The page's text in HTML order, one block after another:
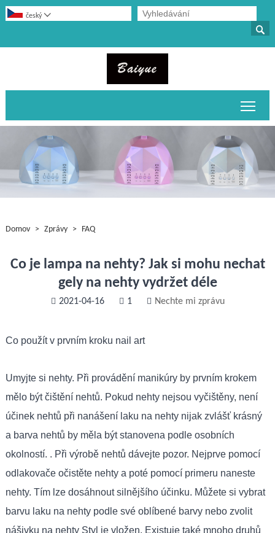

český 
Domov > Zprávy > FAQ
Co je lampa na nehty? Jak si mohu nechat
gely na nehty vydržet déle
2021-04-16 1 Nechte mi zprávu
Co použít v prvním kroku nail art
Umyjte si nehty. Při provádění manikúry by prvním krokem
mělo být čištění nehtů. Pokud nehty nejsou vyčištěny, není
účinek nehtů při nanášení laku na nehty nijak zvlášť krásný
a barva nehtů by měla být stanovena podle osobních
okolností. . Při výrobě nehtů dávejte pozor. Nejprve pomocí
odlakovače očistěte nehty a poté pomocí primeru naneste
nehty. Tím lze dosáhnout silnějšího účinku. Můžete si vybrat
barvu laku na nehty podle své oblíbené barvy nebo zvolit
nášivku na nehty Styl je vložen. Existuje také mnoho druhů